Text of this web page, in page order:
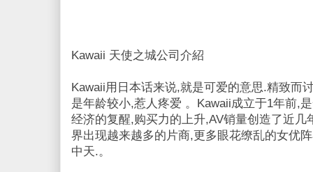
Kawaii 天使之城公司介紹
Kawaii用日本话来说,就是可爱的意思.精致而
是年龄较小,惹人疼爱 。Kawaii成立于1年前,
经济的复醒,购买力的上升,AV销量创造了近几
界出现越来越多的片商,更多眼花缭乱的女优
中天.。